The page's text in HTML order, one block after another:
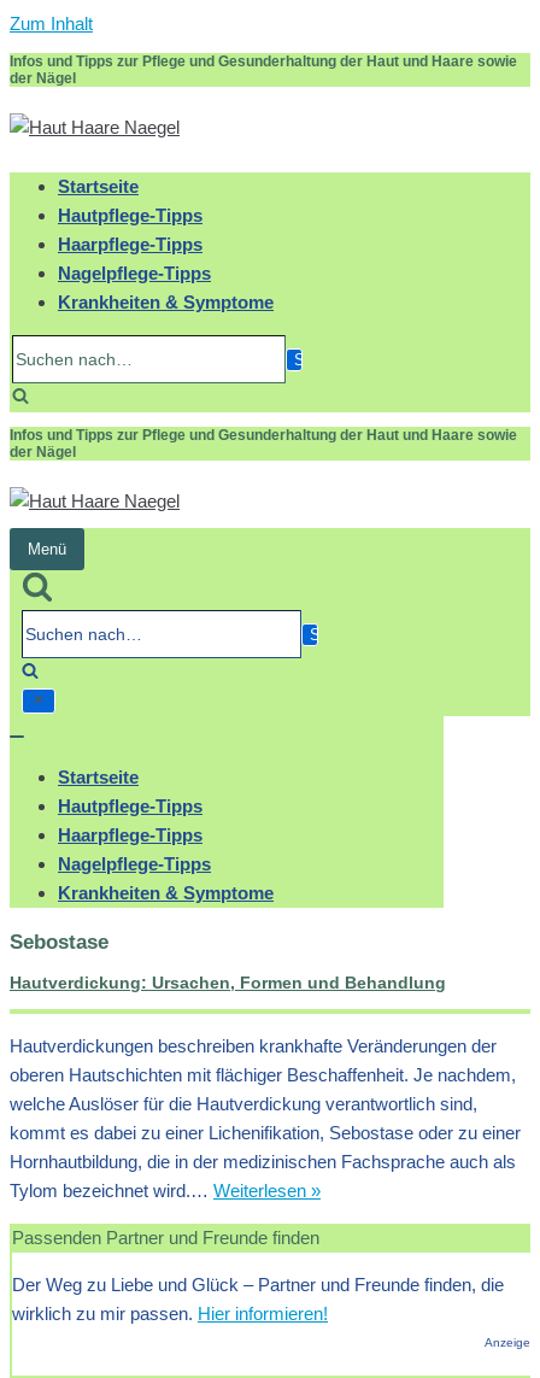
Zum Inhalt
Infos und Tipps zur Pflege und Gesunderhaltung der Haut und Haare sowie
der Nägel
Startseite
Hautpflege-Tipps
Haarpflege-Tipps
Nagelpflege-Tipps
Krankheiten & Symptome
Infos und Tipps zur Pflege und Gesunderhaltung der Haut und Haare sowie
der Nägel
Menü
Navigation
umschalten
Startseite
Hautpflege-Tipps
Haarpflege-Tipps
Nagelpflege-Tipps
Krankheiten & Symptome
Sebostase
Hautverdickung: Ursachen, Formen und Behandlung
Hautverdickungen beschreiben krankhafte Veränderungen der
oberen Hautschichten mit flächiger Beschaffenheit. Je nachdem,
welche Auslöser für die Hautverdickung verantwortlich sind,
kommt es dabei zu einer Lichenifikation, Sebostase oder zu einer
Hornhautbildung, die in der medizinischen Fachsprache auch als
Tylom bezeichnet wird.… Weiterlesen »Hautverdickung:
Ursachen,
Formen
und
Behandlung
Passenden Partner und Freunde finden
Der Weg zu Liebe und Glück – Partner und Freunde finden, die
wirklich zu mir passen. Hier informieren!
Anzeige